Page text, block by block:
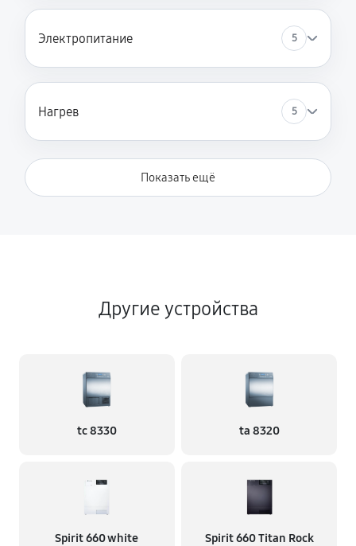
Электропитание 5
Нагрев 5
Показать ещё
Другие устройства
tc 8330 ta 8320
Spirit 660 white Spirit 660 Titan Rock